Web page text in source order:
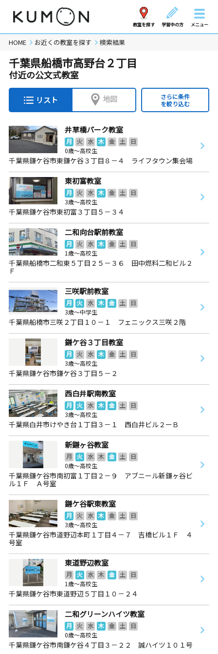
教室を探す 学習中の方 メニュー
HOME お近くの教室を探す 検索結果
千葉県船橋市高野台２丁目
付近の公文式教室
リスト 地図
さらに条件
を絞り込む
井草橋パーク教室
月 火 水 木 金 土
日
0歳～高校生
千葉県鎌ケ谷市東鎌ケ谷３丁目８－４ ライフタウン集会場
東初富教室
月 火 水 木 金 土
日
3歳～高校生
千葉県鎌ケ谷市東初富３丁目５－３４
二和向台駅前教室
月 火 水 木 金 土
日
1歳～高校生
千葉県船橋市二和東５丁目２５－３６ 田中燃料二和ビル２
Ｆ
三咲駅前教室
月 火 水 木 金 土
日
3歳～中学生
千葉県船橋市三咲２丁目１０－１ フェニックス三咲２階
鎌ケ谷３丁目教室
月 火 水 木 金 土
日
3歳～高校生
千葉県鎌ケ谷市鎌ケ谷３丁目５－２
西白井駅南教室
月 火 水 木 金 土
日
3歳～高校生
千葉県白井市けやき台１丁目３－１ 西白井ビル２ーＢ
新鎌ヶ谷教室
月 火 水 木 金 土
日
0歳～高校生
千葉県鎌ケ谷市南初富１丁目２－９ アブニール新鎌ヶ谷ビ
ル１Ｆ Ａ号室
鎌ケ谷駅東教室
月 火 水 木 金 土
日
3歳～高校生
千葉県鎌ケ谷市道野辺本町１丁目４－７ 吉橋ビル１Ｆ ４
号室
東道野辺教室
月 火 水 木 金 土
日
1歳～高校生
千葉県鎌ケ谷市東道野辺５丁目１０－２４
二和グリーンハイツ教室
月 火 水 木 金 土
日
0歳～高校生
千葉県鎌ケ谷市南鎌ケ谷４丁目３－２２ 誠ハイツ１０１号